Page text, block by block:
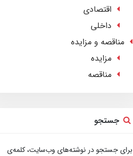
اقتصادی
داخلی
مناقصه و مزایده
مزایده
مناقصه
جستجو
برای جستجو در نوشته‌های وب‌سایت، کلمه‌ی